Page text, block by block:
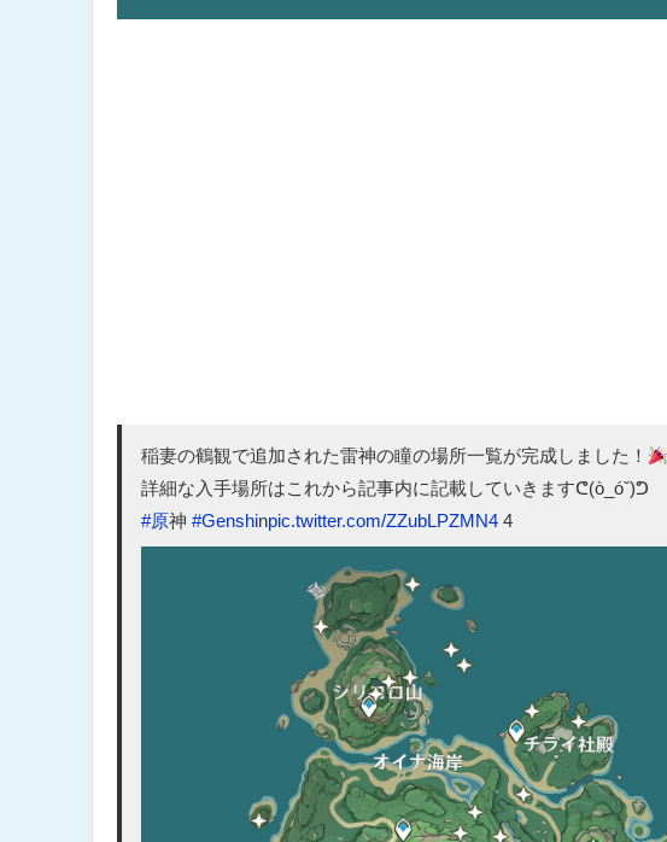
稲妻の鶴観で追加された雷神の瞳の場所一覧が完成しました！
詳細な入手場所はこれから記事内に記載していきますᕦ(ò_óˇ)ᕤ
#原神 #Genshinpic.twitter.com/ZZubLPZMN4 4